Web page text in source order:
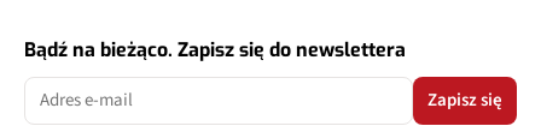
Bądź na bieżąco. Zapisz się do newslettera
Zapisz się